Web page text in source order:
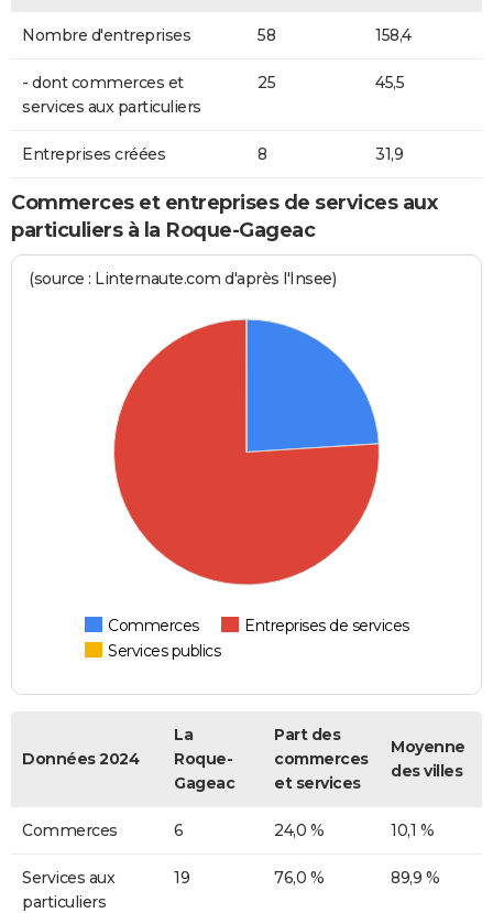
Nombre d'entreprises 58 158,4
- dont commerces et
services aux particuliers
25 45,5
Entreprises créées 8 31,9
Commerces et entreprises de services aux
particuliers à la Roque-Gageac
(source : Linternaute.com d'après l'Insee)
Commerces
Entreprises de services
Services publics
Données 2024
La
Roque-
Gageac
Part des
commerces
et services
Moyenne
des villes
Commerces 6 24,0 % 10,1 %
Services aux
particuliers
19 76,0 % 89,9 %